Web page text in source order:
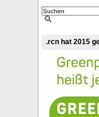
.rcn hat 2015